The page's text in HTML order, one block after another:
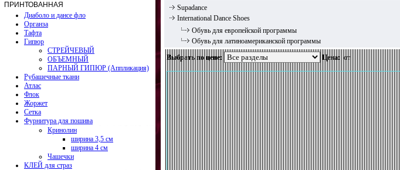
ПРИНТОВАННАЯ
Диаболо и дансе фло
Органза
Тафта
Гипюр
СТРЕЙЧЕВЫЙ
ОБЪЕМНЫЙ
ПАРНЫЙ ГИПЮР (Аппликация)
Рубашечные ткани
Атлас
Флок
Жоржет
Сетка
Фурнитура для пошива
Кринолин
ширина 3,5 см
ширина 4 см
Чашечки
КЛЕЙ для страз
Supadance
International Dance Shoes
Обувь для европейской программы
Обувь для латиноамериканской программы
Выбрать по цене:
Цена: от